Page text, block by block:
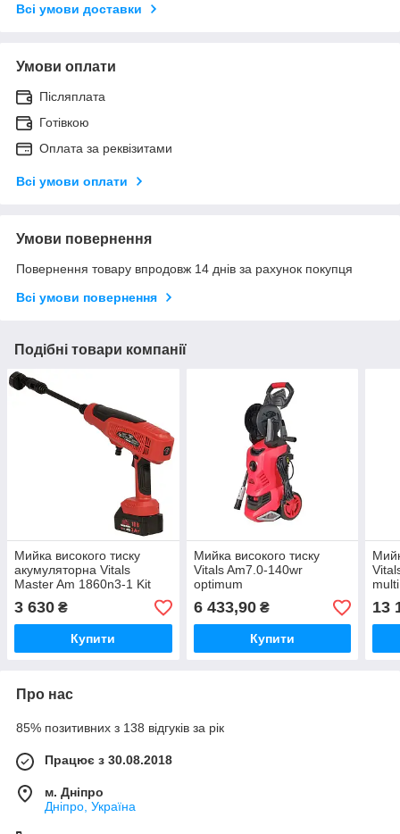
Всі умови доставки
Умови оплати
Післяплата
Готівкою
Оплата за реквізитами
Всі умови оплати
Умови повернення
Повернення товару впродовж 14 днів за рахунок покупця
Всі умови повернення
Подібні товари компанії
Мийка високого тиску
акумуляторна Vitals
Master Am 1860n3-1 Kit
М18 (з АКБ і ЗП)
3 630 ₴
Купити
Мийка високого тиску
Vitals Am7.0-140wr
optimum
6 433,90₴
Купити
multi
13
Про нас
85% позитивних з 138 відгуків за рік
Працює з 30.08.2018
м. Дніпро
Дніпро, Україна